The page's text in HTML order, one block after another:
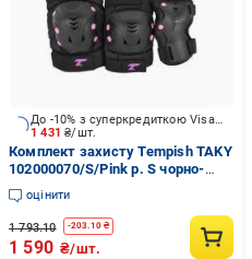
1 431₴/шт.
До -10% з суперкредиткою Visa Вигода
Комплект захисту Tempish TAKY
102000070/S/Pink р. S чорно-
рожевий
оцінити
1 793.10 -203.10 ₴
1 590 ₴/шт.